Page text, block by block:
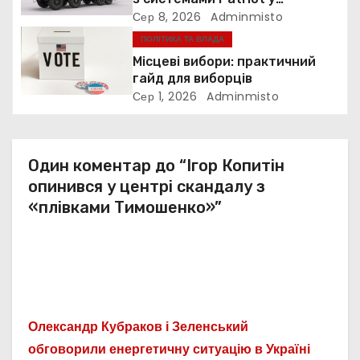
с
і
Німеччині
Сер 8, 2026 Adminmisto
ПОЛІТИКА ТА ВЛАДА
Місцеві вибори: практичний
гайд для виборців
Сер 1, 2026 Adminmisto
Один коментар до “Ігор Копитін
опинився у центрі скандалу з
«плівками Тимошенко»”
Олександр Кубраков і Зеленський
обговорили енергетичну ситуацію в Україні